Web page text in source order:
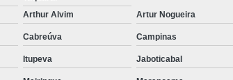
Moda Masculina Camisa
Moda Masculina
Moda Masculina Inverno
Moda
Moda Social Masculina
Roupas Elegantes
Arthur Alvim Artur Nogueira
Cabreúva Campinas
Itupeva Jaboticabal